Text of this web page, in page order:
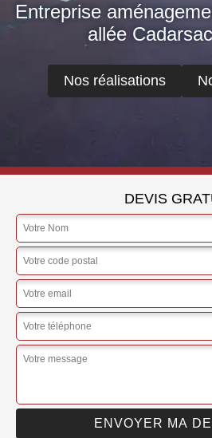
Entreprise
allée
Nos réalisations
DEVIS